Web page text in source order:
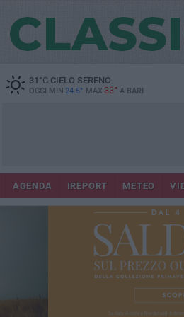
31 °CCIELO SERENO
OGGI MIN 24.5° MAX 33° A BARI
AGENDA IREPORT METEO